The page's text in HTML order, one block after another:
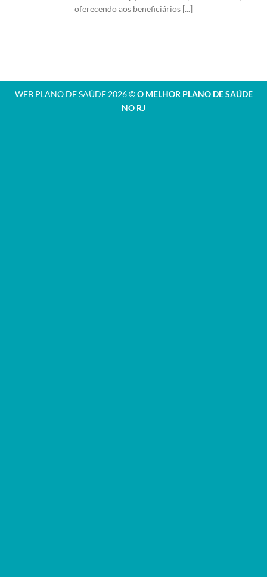
oferecendo aos beneficiários [...]
WEB PLANO DE SAÚDE 2026 ©O MELHOR PLANO DE SAÚDE
NO RJ